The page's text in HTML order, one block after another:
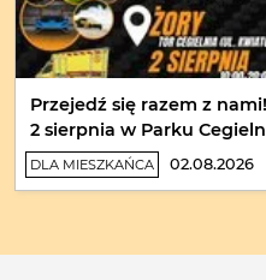
Przejedź się razem z
2 sierpnia w Parku
DLA MIESZKAŃCA 02.08.2026